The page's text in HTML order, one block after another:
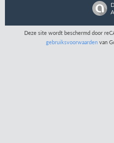
Deze site wordt beschermd door
gebruiksvoorwaarden van